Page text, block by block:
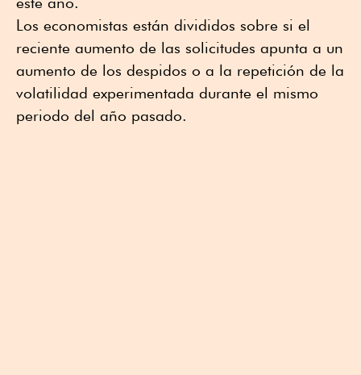
Los economistas están divididos sobre si el
reciente aumento de las solicitudes apunta a un
aumento de los despidos o a la repetición de la
volatilidad experimentada durante el mismo
periodo del año pasado.